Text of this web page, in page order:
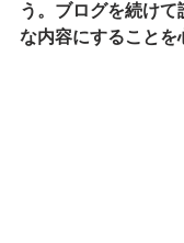
う。ブログを続けて
な内容にすることを